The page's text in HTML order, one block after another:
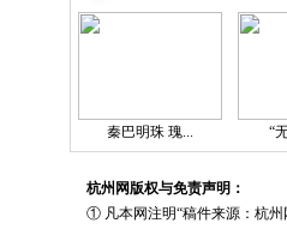
秦巴明珠 瑰... “
杭州网版权与免责声明：
① 凡本网注明“稿件来源：杭州